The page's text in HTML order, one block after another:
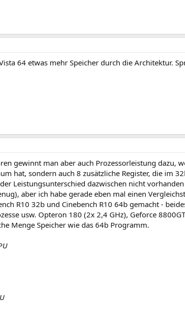
64 etwas mehr Speicher durch die Architektur.
gewinnt man aber auch Prozessorleistung dazu,
hat, sondern auch 8 zusätzliche Register, die im
Leistungsunterschied dazwischen nicht
aber ich habe gerade eben mal einen
R10 32b und Cinebench R10 64b gemacht -
usw. Opteron 180 (2x 2,4 GHz), Geforce
Menge Speicher wie das 64b Programm.